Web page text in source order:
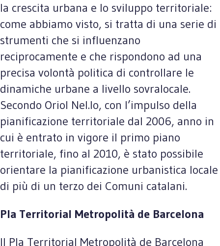
la crescita urbana e lo sviluppo territoriale:
come abbiamo visto, si tratta di una serie di
strumenti che si influenzano
reciprocamente e che rispondono ad una
precisa volontà politica di controllare le
dinamiche urbane a livello sovralocale.
Secondo Oriol Nel.lo, con l’impulso della
pianificazione territoriale dal 2006, anno in
cui è entrato in vigore il primo piano
territoriale, fino al 2010, è stato possibile
orientare la pianificazione urbanistica locale
di più di un terzo dei Comuni catalani.
Pla Territorial Metropolità de Barcelona
Il Pla Territorial Metropolità de Barcelona